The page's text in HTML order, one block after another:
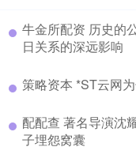
牛金所配资 历史的
日关系的深远影响
策略资本 *ST云网
配配查 著名导演沈
子埋怨窝囊